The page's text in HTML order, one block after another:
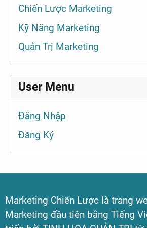
Chiến Lược Marketing
Kỹ Năng Marketing
Quản Trị Marketing
User Menu
Đăng Nhập
Đăng Ký
Marketing Chiến Lược là trang
Marketing đầu tiên bằng Tiếng